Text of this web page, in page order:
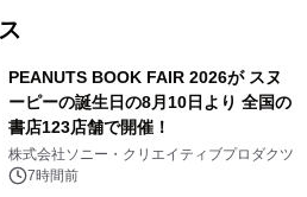
PEANUTS BOOK FAIR 2026が スヌ
ーピーの誕生日の8月10日より 全国の
書店123店舗で開催！
株式会社ソニー・クリエイティブプロダクツ
7時間前